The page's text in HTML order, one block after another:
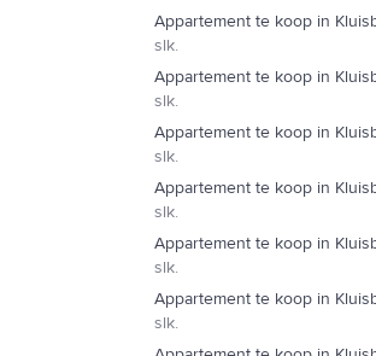
Appartement te koop in
slk.
Appartement te koop in
slk.
Appartement te koop in
slk.
Appartement te koop in
slk.
Appartement te koop in
slk.
Appartement te koop in
slk.